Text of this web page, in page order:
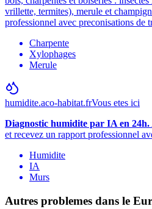
vrillette, termites), merule et
professionnel avec preconisations de
Charpente
Xylophages
Merule
humidite.aco-habitat.frVous etes ici
Diagnostic humidite par IA en 24h.
et recevez un rapport professionnel
Humidite
IA
Murs
Autres problemes dans le